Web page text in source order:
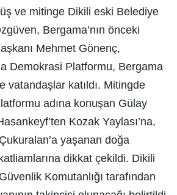
ve mitinge Dikili eski Belediye
Bergama’nın önceki
Mehmet Gönenç,
Demokrasi Platformu, Bergama
vatandaşlar katıldı. Mitingde
adına konuşan Gülay
Kozak Yaylası’na,
yaşanan doğa
dikkat çekildi. Dikili
Komutanlığı tarafından